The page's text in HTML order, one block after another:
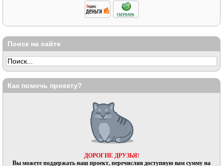
Поиск на сайте
Как помочь проекту?
ДОРОГИЕ ДРУЗЬЯ!
Вы можете поддержать наш проект, перечислив доступную вам сумму на